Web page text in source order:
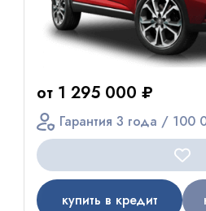
от 1 295 000 ₽
Гарантия 3 года / 100
купить в кредит